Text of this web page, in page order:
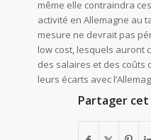
même elle contraindra
activité en Allemagne au
mesure ne devrait pas
low cost, lesquels auront
des salaires et des coûts
leurs écarts avec
Partager